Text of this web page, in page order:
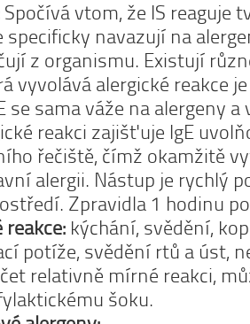
Spočívá vtom, že IS reaguje
specificky navazují na
z organismu. Existují
vyvolává alergické reakce
se sama váže na alergeny
reakci zajišťuje IgE
řečiště, čímž okamžitě
alergii. Nástup je rychlý
Zpravidla 1 hodinu
reakce: kýchání, svědění,
potíže, svědění rtů a úst,
relativně mírné reakci,
šoku.